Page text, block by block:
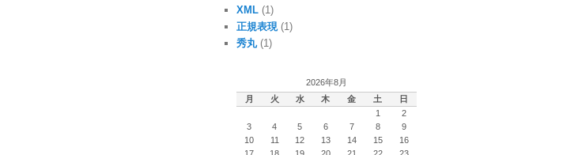
XML (1)
正規表現 (1)
秀丸(1)
2026年8月
月
火 水 木 金 土 日
1
2
3
4 5 6 7 8
9
10
11 12 13 14 15
16